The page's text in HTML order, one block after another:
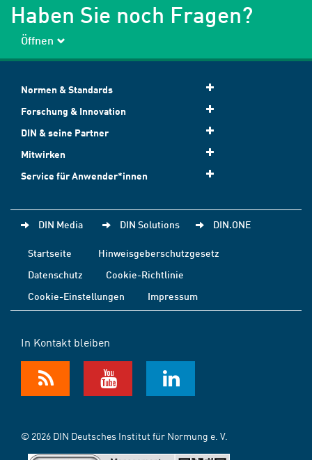
Haben Sie noch Fragen?
Öffnen
Normen & Standards
Forschung & Innovation
DIN & seine Partner
Mitwirken
Service für Anwender*innen
DIN Media DIN Solutions DIN.ONE
Startseite
Hinweisgeberschutzgesetz
Datenschutz
Cookie-Richtlinie
Cookie-Einstellungen
Impressum
In Kontakt bleiben
© 2026 DIN Deutsches Institut für Normung e. V.